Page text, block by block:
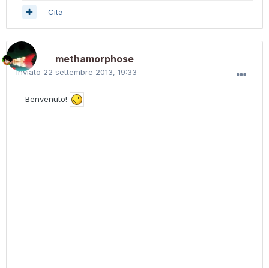
Cita
methamorphose
Inviato 22 settembre 2013, 19:33
Benvenuto!